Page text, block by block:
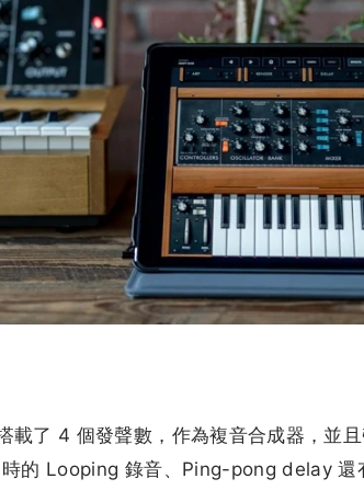
了 4 個發聲數，作為複音合成器，並且
時的 Looping 錄音、Ping-pong delay